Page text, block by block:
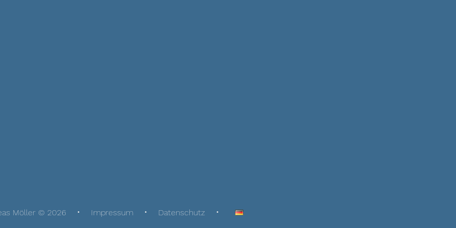
Möller © 2026 Impressum Datenschutz